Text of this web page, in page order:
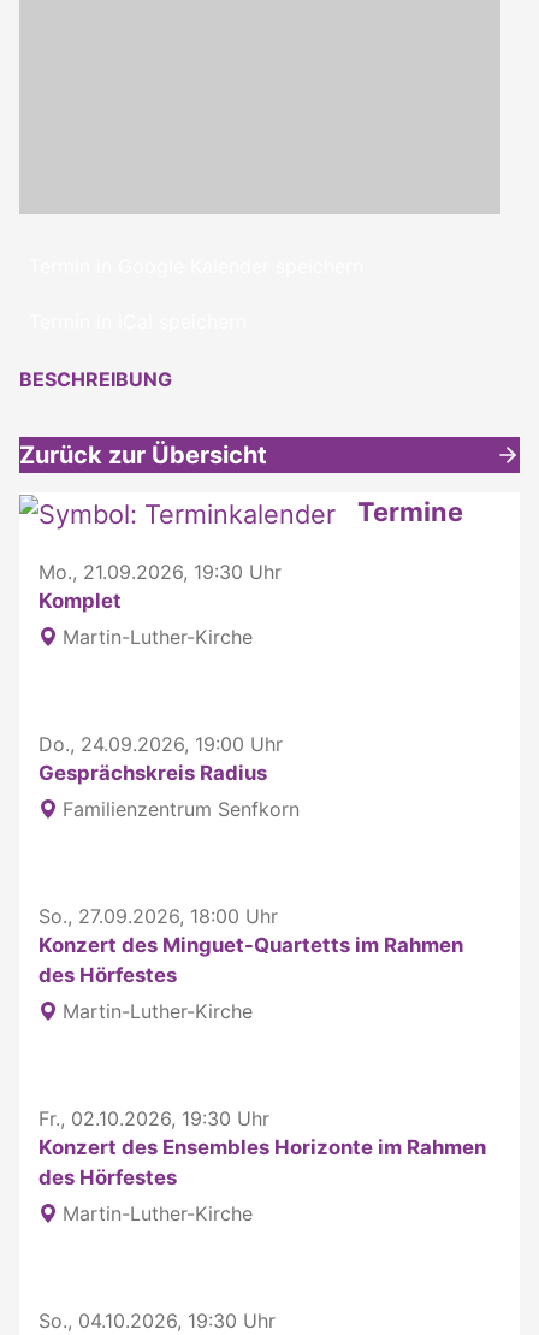
BESCHREIBUNG
Zurück zur Übersicht
Weitere interessante Inhalte Termine
Mo., 21.09.2026, 19:30 Uhr
Komplet
Martin-Luther-Kirche
Do., 24.09.2026, 19:00 Uhr
Gesprächskreis Radius
Familienzentrum Senfkorn
So., 27.09.2026, 18:00 Uhr
Konzert des Minguet-Quartetts im Rahmen
des Hörfestes
Martin-Luther-Kirche
Fr., 02.10.2026, 19:30 Uhr
Konzert des Ensembles Horizonte im Rahmen
des Hörfestes
Martin-Luther-Kirche
So., 04.10.2026, 19:30 Uhr